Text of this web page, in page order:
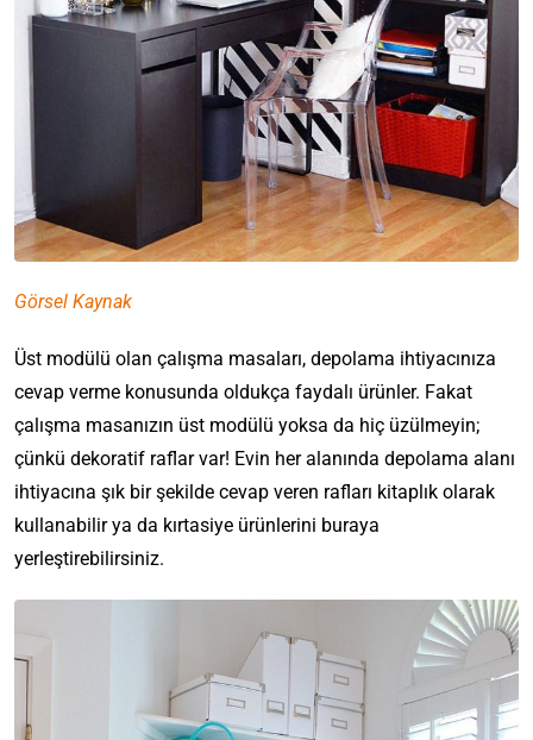
Görsel Kaynak
Üst modülü olan çalışma masaları, depolama ihtiyacınıza
cevap verme konusunda oldukça faydalı ürünler. Fakat
çalışma masanızın üst modülü yoksa da hiç üzülmeyin;
çünkü dekoratif raflar var! Evin her alanında depolama alanı
ihtiyacına şık bir şekilde cevap veren rafları kitaplık olarak
kullanabilir ya da kırtasiye ürünlerini buraya
yerleştirebilirsiniz.